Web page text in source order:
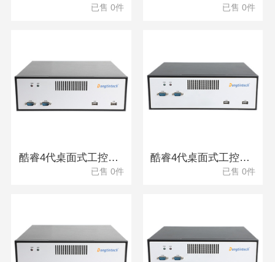
已售 0件 已售 0件
酷睿4代桌面式工控机 DTB-2102L-GH81MC
已售 0件
酷睿4代桌面式工控机 DTB-2102L-BH81MC
已售 0件